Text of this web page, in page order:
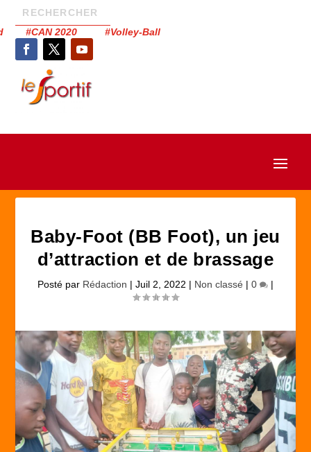
#CAN 2020 #Volley-Ball
Baby-Foot (BB Foot), un jeu
d’attraction et de brassage
Posté par Rédaction | Juil 2, 2022 | Non classé | 0 |